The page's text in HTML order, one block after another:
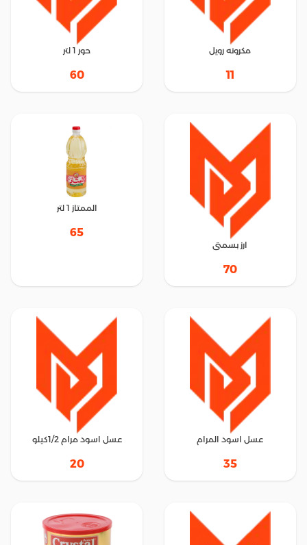
مكرونه رويل
11
حور 1 لتر
60
ارز بسمتى
70
الممتاز 1 لتر
65
عسل اسود المرام
35
عسل اسود مرام 1/2كيلو
20